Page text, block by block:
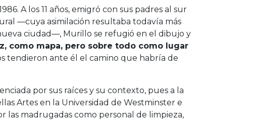
A los 11 años, emigró con sus padres al sur
—cuya asimilación resultaba todavía más
ciudad—, Murillo se refugió en el dibujo y
como mapa, pero sobre todo como lugar
tendieron ante él el camino que habría de
por sus raíces y su contexto, pues a la
Artes en la Universidad de Westminster e
las madrugadas como personal de limpieza,